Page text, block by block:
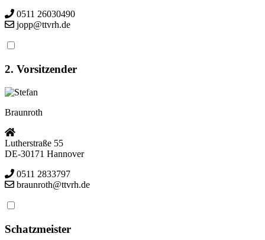
0511 26030490
jopp@ttvrh.de
2. Vorsitzender
Stefan
Braunroth
Lutherstraße 55
DE-30171 Hannover
0511 2833797
braunroth@ttvrh.de
Schatzmeister